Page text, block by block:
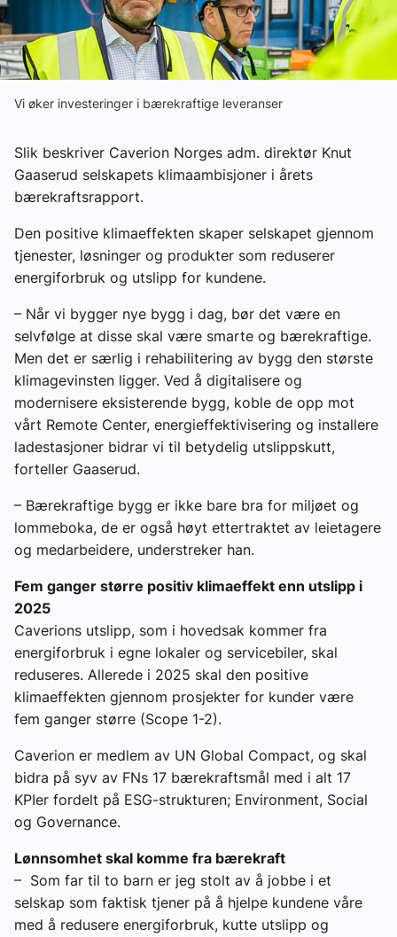
Om VVS Aktuelt
Kontakt oss:
Abonner på fagbladet Byggfakta Nyheter
Kontakt oss
Tips oss
eBlad
Vi øker investeringer i bærekraftige leveranser
Slik beskriver Caverion Norges adm. direktør Knut
Gaaserud selskapets klimaambisjoner i årets
bærekraftsrapport.
Den positive klimaeffekten skaper selskapet gjennom
tjenester, løsninger og produkter som reduserer
energiforbruk og utslipp for kundene.
– Når vi bygger nye bygg i dag, bør det være en
selvfølge at disse skal være smarte og bærekraftige.
Men det er særlig i rehabilitering av bygg den største
klimagevinsten ligger. Ved å digitalisere og
modernisere eksisterende bygg, koble de opp mot
vårt Remote Center, energieffektivisering og installere
ladestasjoner bidrar vi til betydelig utslippskutt,
forteller Gaaserud.
– Bærekraftige bygg er ikke bare bra for miljøet og
lommeboka, de er også høyt ettertraktet av leietagere
og medarbeidere, understreker han.
Fem ganger større positiv klimaeffekt enn utslipp i
2025
Caverions utslipp, som i hovedsak kommer fra
energiforbruk i egne lokaler og servicebiler, skal
reduseres. Allerede i 2025 skal den positive
klimaeffekten gjennom prosjekter for kunder være
fem ganger større (Scope 1-2).
Caverion er medlem av UN Global Compact, og skal
bidra på syv av FNs 17 bærekraftsmål med i alt 17
KPIer fordelt på ESG-strukturen; Environment, Social
og Governance.
Lønnsomhet skal komme fra bærekraft
– Som far til to barn er jeg stolt av å jobbe i et
selskap som faktisk tjener på å hjelpe kundene våre
med å redusere energiforbruk, kutte utslipp og